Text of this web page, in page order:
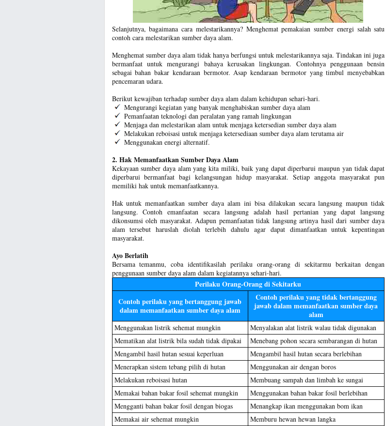
Selanjutnya, bagaimana cara melestarikannya? Menghemat pemakaian sumber energi salah satu
contoh cara melestarikan sumber daya alam.
Menghemat sumber daya alam tidak hanya berfungsi untuk melestarikannya saja. Tindakan ini juga
bermanfaat untuk mengurangi bahaya kerusakan lingkungan. Contohnya penggunaan bensin
sebagai bahan bakar kendaraan bermotor. Asap kendaraan bermotor yang timbul menyebabkan
pencemaran udara.
Berikut kewajiban terhadap sumber daya alam dalam kehidupan sehari-hari.
Mengurangi kegiatan yang banyak menghabiskan sumber daya alam
Pemanfaatan teknologi dan peralatan yang ramah lingkungan
Menjaga dan melestarikan alam untuk menjaga ketersedian sumber daya alam
Melakukan reboisasi untuk menjaga ketersediaan sumber daya alam terutama air
Menggunakan energi alternatif.
2. Hak Memanfaatkan Sumber Daya Alam
Kekayaan sumber daya alam yang kita miliki, baik yang dapat diperbarui maupun yan tidak dapat
diperbarui bermanfaat bagi kelangsungan hidup masyarakat. Setiap anggota masyarakat pun
memiliki hak untuk memanfaatkannya.
Hak untuk memanfaatkan sumber daya alam ini bisa dilakukan secara langsung maupun tidak
langsung. Contoh emanfaatan secara langsung adalah hasil pertanian yang dapat langsung
dikonsumsi oleh masyarakat. Adapun pemanfaatan tidak langsung artinya hasil dari sumber daya
alam tersebut haruslah diolah terlebih dahulu agar dapat dimanfaatkan untuk kepentingan
masyarakat.
Ayo Berlatih
Bersama temanmu, coba identifikasilah perilaku orang-orang di sekitarmu berkaitan dengan
penggunaan sumber daya alam dalam kegiatannya sehari-hari.
Perilaku Orang-Orang di Sekitarku
Contoh perilaku yang bertanggung jawab
dalam memanfaatkan sumber daya alam
Contoh perilaku yang tidak bertanggung
jawab dalam memanfaatkan sumber daya
alam
Menggunakan listrik sehemat mungkin
Menyalakan alat listrik walau tidak digunakan
Mematikan alat listrik bila sudah tidak dipakai
Menebang pohon secara sembarangan di hutan
Mengambil hasil hutan sesuai keperluan
Mengambil hasil hutan secara berlebihan
Menerapkan sistem tebang pilih di hutan
Menggunakan air dengan boros
Melakukan reboisasi hutan
Membuang sampah dan limbah ke sungai
Memakai bahan bakar fosil sehemat mungkin
Menggunakan bahan bakar fosil berlebihan
Mengganti bahan bakar fosil dengan biogas
Menangkap ikan menggunakan bom ikan
Memakai air sehemat mungkin
Memburu hewan hewan langka